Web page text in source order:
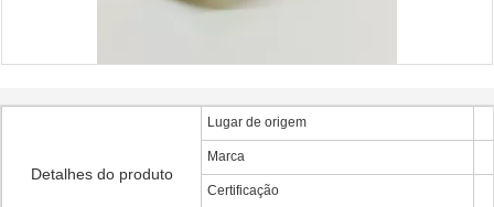
Detalhes do produto
Lugar de origem
Marca
Certificação